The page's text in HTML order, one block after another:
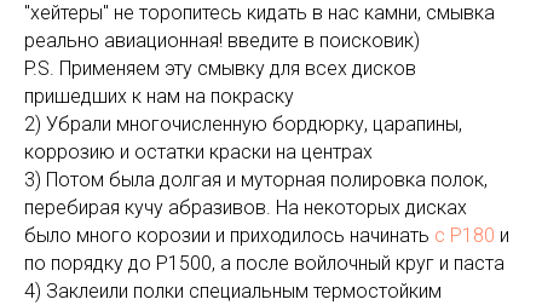
"хейтеры" не торопитесь кидать в нас камни, смывка
реально авиационная! введите в поисковик)
P.S. Применяем эту смывку для всех дисков
пришедших к нам на покраску
2) Убрали многочисленную бордюрку, царапины,
коррозию и остатки краски на центрах
3) Потом была долгая и муторная полировка полок,
перебирая кучу абразивов. На некоторых дисках
было много корозии и приходилось начинать с Р180 и
по порядку до Р1500, а после войлочный круг и паста
4) Заклеили полки специальным термостойким